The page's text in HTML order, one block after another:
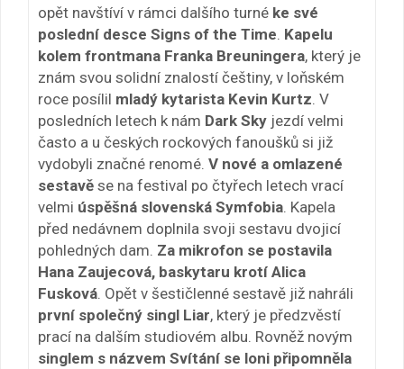
opět navštíví v rámci dalšího turné ke své
poslední desce Signs of the Time Kapelu
kolem frontmana Franka Breuningera, který je
znám svou solidní znalostí češtiny, v loňském
roce posílil mladý kytarista Kevin Kurtz . V
posledních letech k nám Dark Sky jezdí velmi
často a u českých rockových fanoušků si již
vydobyli značné renomé. V nové a omlazené
sestavě se na festival po čtyřech letech vrací
velmi úspěšná slovenská Symfobia . Kapela
před nedávnem doplnila svoji sestavu dvojicí
pohledných dam. Za mikrofon se postavila
Hana Zaujecová, baskytaru krotí Alica
Fusková . Opět v šestičlenné sestavě již nahráli
první společný singl Liar, který je předzvěstí
prací na dalším studiovém albu. Rovněž novým
singlem s názvem Svítání se loni připomněla